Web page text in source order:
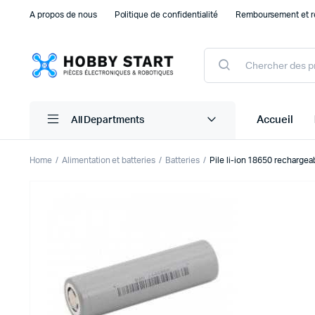
A propos de nous Politique de confidentialité Remboursement et
Products
search
All Departments Accueil
Accessoires Raspberry Pi
Autre Electronique
Composants Electroniques
Home Alimentation et batteries Batteries Pile li-ion 18650